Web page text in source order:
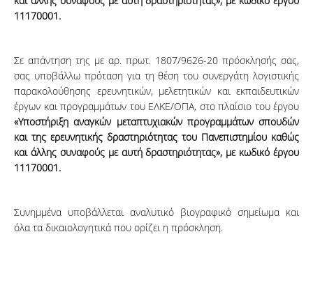
11170001.
Σε απάντηση της με αρ. πρωτ. 1807/9626-20 πρόσκλησής σας,
σας υπο­βάλ­­­λω πρό­τα­­­­ση για τη θέση του συνεργάτη λογιστικής
παρακολούθησης ερευνητικών, μελετητικών και εκπαιδευτικών
έργων και προ­­γραμ­­­μά­­των του ΕΛΚΕ/ΟΠΑ, στο πλαίσιο του έργου
«Υποστήριξη αναγκών μεταπτυχιακών προγραμμάτων σπου­δών
και της ερευνητικής δραστηριότητας του Πανεπιστημίου καθώς
και άλλης συ­ναφούς με αυ­τή δραστηριότητας», με κωδικό έργου
11170001.
Συνημμένα υποβάλλεται αναλυτικό βιογραφικό σημείωμα και
όλα τα δικαιο­λο­γη­τι­κά που ορίζει η πρόσκληση.